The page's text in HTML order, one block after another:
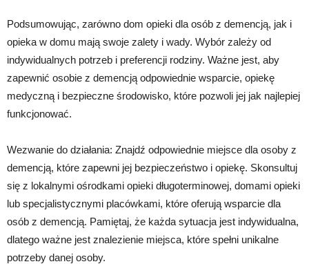
Podsumowując, zarówno dom opieki dla osób z demencją, jak i
opieka w domu mają swoje zalety i wady. Wybór zależy od
indywidualnych potrzeb i preferencji rodziny. Ważne jest, aby
zapewnić osobie z demencją odpowiednie wsparcie, opiekę
medyczną i bezpieczne środowisko, które pozwoli jej jak najlepiej
funkcjonować.
Wezwanie do działania: Znajdź odpowiednie miejsce dla osoby z
demencją, które zapewni jej bezpieczeństwo i opiekę. Skonsultuj
się z lokalnymi ośrodkami opieki długoterminowej, domami opieki
lub specjalistycznymi placówkami, które oferują wsparcie dla
osób z demencją. Pamiętaj, że każda sytuacja jest indywidualna,
dlatego ważne jest znalezienie miejsca, które spełni unikalne
potrzeby danej osoby.